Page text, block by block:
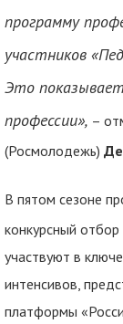
программу
участников
Это
профессии», –
(Росмолодежь)
В пятом сезоне
конкурсный
участвуют в
интенсивов,
платформы